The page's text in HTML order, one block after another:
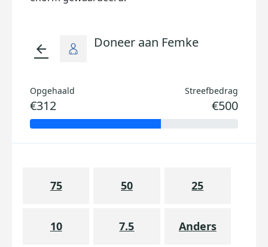
arrow_back Doneer aan Femke
Opgehaald
€312
Streefbedrag
€500
75 50 25
10 7.5 Anders